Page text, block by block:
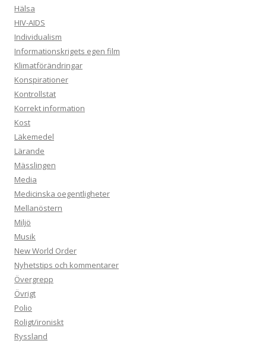
Hälsa
HIV-AIDS
Individualism
Informationskrigets egen film
Klimatförändringar
Konspirationer
Kontrollstat
Korrekt information
Kost
Läkemedel
Lärande
Mässlingen
Media
Medicinska oegentligheter
Mellanöstern
Miljö
Musik
New World Order
Nyhetstips och kommentarer
Övergrepp
Övrigt
Polio
Roligt/ironiskt
Ryssland